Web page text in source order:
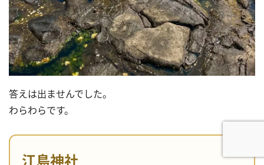
答えは出ませんでした。
わらわらです。
江島神社